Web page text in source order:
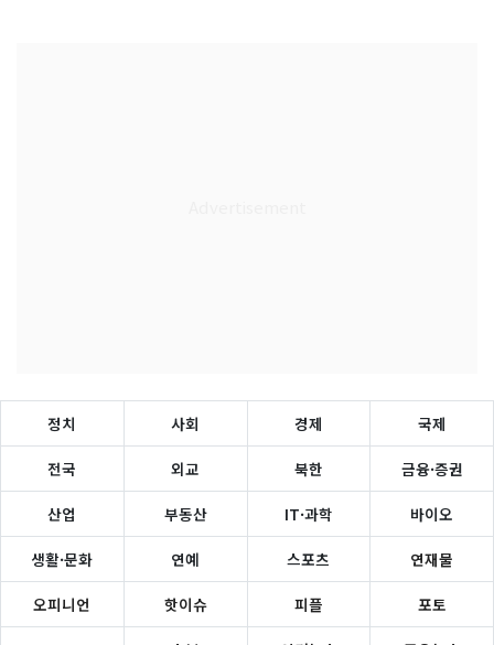
정치 사회 경제 국제
전국 외교 북한 금융·증권
산업 부동산 IT·과학 바이오
생활·문화 연예 스포츠 연재물
오피니언 핫이슈 피플 포토